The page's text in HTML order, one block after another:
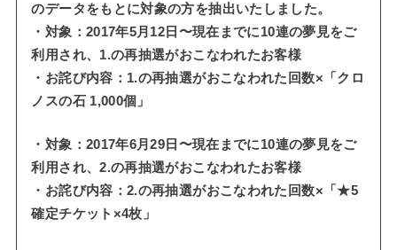
のデータをもとに対象の方を抽出いたしました。
・対象：2017年5月12日〜現在までに10連の夢見をご
利用され、1.の再抽選がおこなわれたお客様
・お詫び内容：1.の再抽選がおこなわれた回数×「クロ
ノスの石 1,000個」
・対象：2017年6月29日〜現在までに10連の夢見をご
利用され、2.の再抽選がおこなわれたお客様
・お詫び内容：2.の再抽選がおこなわれた回数×「★5
確定チケット×4枚」